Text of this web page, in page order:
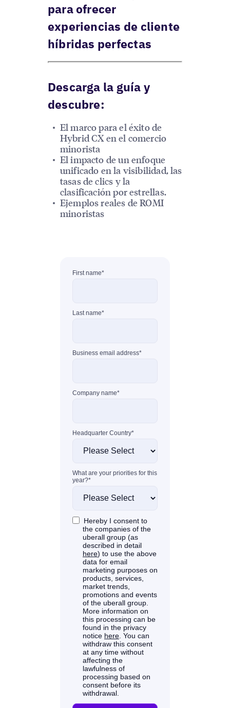
para ofrecer
experiencias de cliente
híbridas perfectas
Descarga la guía y
descubre:
El marco para el éxito de
Hybrid CX en el comercio
minorista
El impacto de un enfoque
unificado en la visibilidad, las
tasas de clics y la
clasificación por estrellas.
Ejemplos reales de ROMI
minoristas